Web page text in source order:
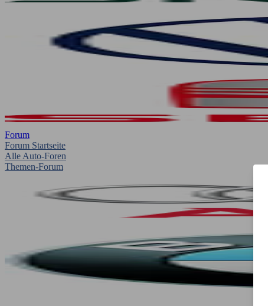
Forum
Forum Startseite
Alle Auto-Foren
Themen-Forum